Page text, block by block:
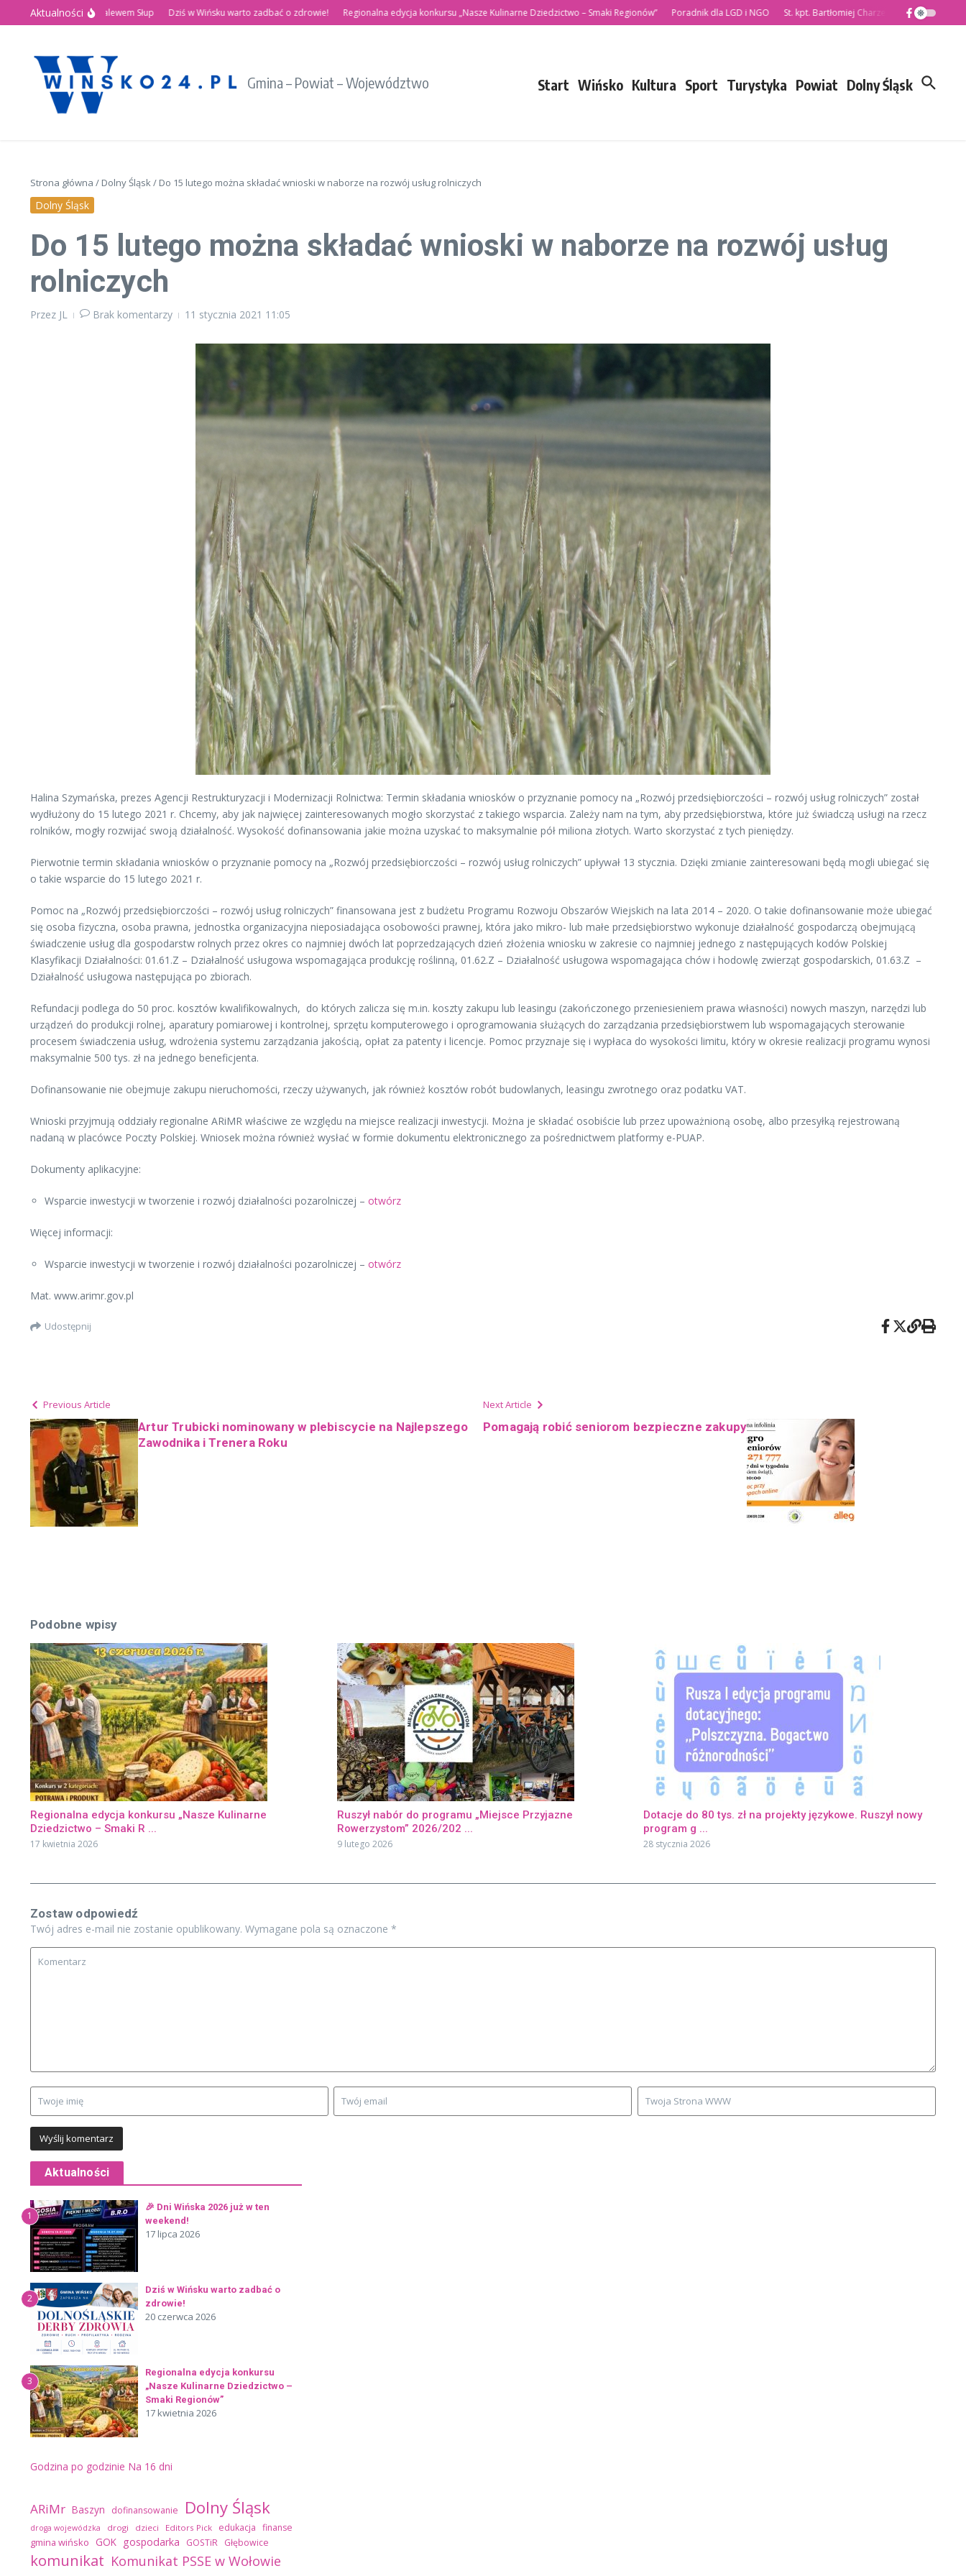
Przejdź do treści
Aktualności
Letnie Święto nad Zalewem Słup Dziś w Wińsku warto zadbać o zdrowie! Regionalna edycja konkursu „Nasze Kulinarne Dziedzictwo – Smaki Regionów” Poradnik dla LGD i NGO St. kpt. Bartłomiej Charzewski nowym
Gmina – Powiat – Województwo Start Wińsko Kultura Sport Turystyka Powiat Dolny Śląsk
Strona główna / Dolny Śląsk/ Do 15 lutego można składać wnioski w naborze na rozwój usług rolniczych
Dolny Śląsk
Do 15 lutego można składać wnioski w naborze na rozwój usług
rolniczych
Przez JL Brak komentarzy 11 stycznia 2021 11:05
Halina Szymańska, prezes Agencji Restrukturyzacji i Modernizacji Rolnictwa: Termin składania wniosków o przyznanie pomocy na „Rozwój przedsiębiorczości – rozwój usług rolniczych” został
wydłużony do 15 lutego 2021 r. Chcemy, aby jak najwięcej zainteresowanych mogło skorzystać z takiego wsparcia. Zależy nam na tym, aby przedsiębiorstwa, które już świadczą usługi na rzecz
rolników, mogły rozwijać swoją działalność. Wysokość dofinansowania jakie można uzyskać to maksymalnie pół miliona złotych. Warto skorzystać z tych pieniędzy.
Pierwotnie termin składania wniosków o przyznanie pomocy na „Rozwój przedsiębiorczości – rozwój usług rolniczych” upływał 13 stycznia. Dzięki zmianie zainteresowani będą mogli ubiegać się
o takie wsparcie do 15 lutego 2021 r.
Pomoc na „Rozwój przedsiębiorczości – rozwój usług rolniczych” finansowana jest z budżetu Programu Rozwoju Obszarów Wiejskich na lata 2014 – 2020. O takie dofinansowanie może ubiegać
się osoba fizyczna, osoba prawna, jednostka organizacyjna nieposiadająca osobowości prawnej, która jako mikro- lub małe przedsiębiorstwo wykonuje działalność gospodarczą obejmującą
świadczenie usług dla gospodarstw rolnych przez okres co najmniej dwóch lat poprzedzających dzień złożenia wniosku w zakresie co najmniej jednego z następujących kodów Polskiej
Klasyfikacji Działalności: 01.61.Z – Działalność usługowa wspomagająca produkcję roślinną, 01.62.Z – Działalność usługowa wspomagająca chów i hodowlę zwierząt gospodarskich, 01.63.Z –
Działalność usługowa następująca po zbiorach.
Refundacji podlega do 50 proc. kosztów kwalifikowalnych, do których zalicza się m.in. koszty zakupu lub leasingu (zakończonego przeniesieniem prawa własności) nowych maszyn, narzędzi lub
urządzeń do produkcji rolnej, aparatury pomiarowej i kontrolnej, sprzętu komputerowego i oprogramowania służących do zarządzania przedsiębiorstwem lub wspomagających sterowanie
procesem świadczenia usług, wdrożenia systemu zarządzania jakością, opłat za patenty i licencje. Pomoc przyznaje się i wypłaca do wysokości limitu, który w okresie realizacji programu wynosi
maksymalnie 500 tys. zł na jednego beneficjenta.
Dofinansowanie nie obejmuje zakupu nieruchomości, rzeczy używanych, jak również kosztów robót budowlanych, leasingu zwrotnego oraz podatku VAT.
Wnioski przyjmują oddziały regionalne ARiMR właściwe ze względu na miejsce realizacji inwestycji. Można je składać osobiście lub przez upoważnioną osobę, albo przesyłką rejestrowaną
nadaną w placówce Poczty Polskiej. Wniosek można również wysłać w formie dokumentu elektronicznego za pośrednictwem platformy e-PUAP.
Dokumenty aplikacyjne:
Wsparcie inwestycji w tworzenie i rozwój działalności pozarolniczej – otwórz
Więcej informacji:
Wsparcie inwestycji w tworzenie i rozwój działalności pozarolniczej – otwórz
Mat. www.arimr.gov.pl
Udostępnij
Previous Article
Artur Trubicki nominowany w plebiscycie na Najlepszego
Zawodnika i Trenera Roku
Next Article
Pomagają robić seniorom bezpieczne zakupy
Podobne wpisy
Regionalna edycja konkursu „Nasze Kulinarne
Dziedzictwo – Smaki R ...
17 kwietnia 2026
Ruszył nabór do programu „Miejsce Przyjazne
Rowerzystom” 2026/202 ...
9 lutego 2026
Dotacje do 80 tys. zł na projekty językowe. Ruszył nowy
program g ...
28 stycznia 2026
Zostaw odpowiedź
Twój adres e-mail nie zostanie opublikowany. Wymagane pola są oznaczone *
Aktualności
1
🎉 Dni Wińska 2026 już w ten
weekend!
17 lipca 2026
2
Dziś w Wińsku warto zadbać o
zdrowie!
20 czerwca 2026
3
Regionalna edycja konkursu
„Nasze Kulinarne Dziedzictwo –
Smaki Regionów”
17 kwietnia 2026
Godzina po godzinie Na 16 dni
ARiMr Baszyn dofinansowanie Dolny Śląsk
droga wojewódzka drogi dzieci Editors Pick edukacja finanse
gmina wińsko GOK gospodarka GOSTiR Głębowice
komunikat Komunikat PSSE w Wołowie